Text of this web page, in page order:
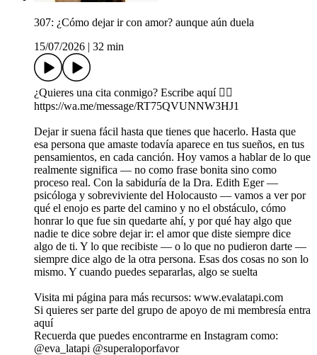
307: ¿Cómo dejar ir con amor? aunque aún duela
15/07/2026
32 min
¿Quieres una cita conmigo? Escribe aquí 👉🏼
https://wa.me/message/RT75QVUNNW3HJ1
Dejar ir suena fácil hasta que tienes que hacerlo. Hasta que
esa persona que amaste todavía aparece en tus sueños, en tus
pensamientos, en cada canción. Hoy vamos a hablar de lo que
realmente significa — no como frase bonita sino como
proceso real. Con la sabiduría de la Dra. Edith Eger —
psicóloga y sobreviviente del Holocausto — vamos a ver por
qué el enojo es parte del camino y no el obstáculo, cómo
honrar lo que fue sin quedarte ahí, y por qué hay algo que
nadie te dice sobre dejar ir: el amor que diste siempre dice
algo de ti. Y lo que recibiste — o lo que no pudieron darte —
siempre dice algo de la otra persona. Esas dos cosas no son lo
mismo. Y cuando puedes separarlas, algo se suelta
Visita mi página para más recursos: www.evalatapi.com
Si quieres ser parte del grupo de apoyo de mi membresía entra
aquí
Recuerda que puedes encontrarme en Instagram como:
@eva_latapi @superaloporfavor